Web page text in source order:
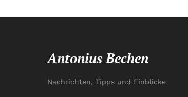
Antonius Bechen
Nachrichten, Tipps und Einblicke